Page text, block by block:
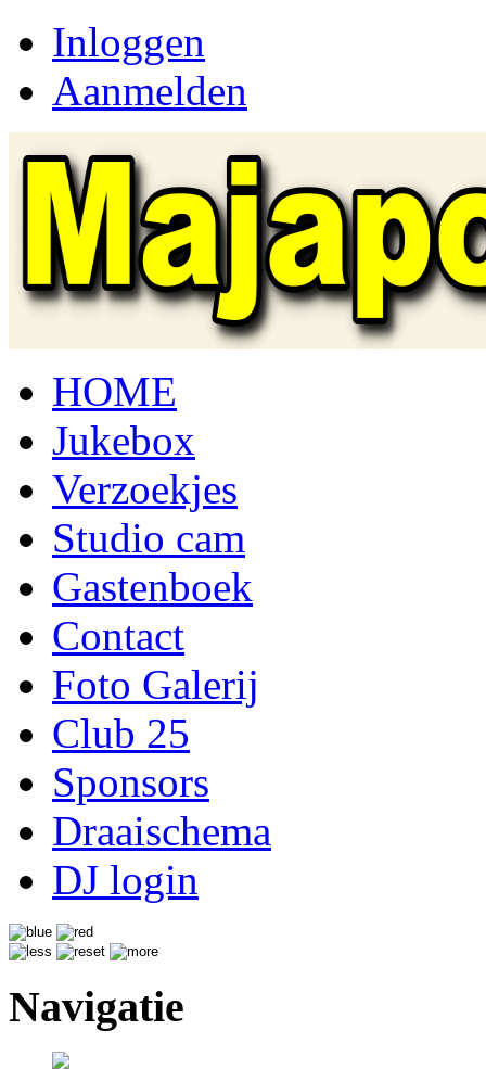
Inloggen
Aanmelden
HOME
Jukebox
Verzoekjes
Studio cam
Gastenboek
Contact
Foto Galerij
Club 25
Sponsors
Draaischema
DJ login
Navigatie